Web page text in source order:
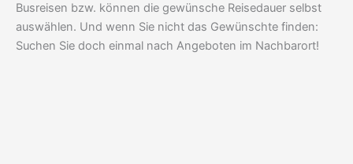
Busreisen bzw. können die gewünsche Reisedauer selbst
auswählen. Und wenn Sie nicht das Gewünschte finden:
Suchen Sie doch einmal nach Angeboten im Nachbarort!